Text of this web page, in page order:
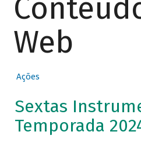
Web
Ações
Sextas
Temporada